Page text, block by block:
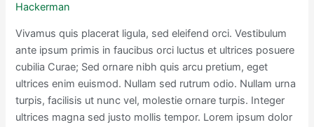
Hackerman
Vivamus quis placerat ligula, sed eleifend orci. Vestibulum
ante ipsum primis in faucibus orci luctus et ultrices posuere
cubilia Curae; Sed ornare nibh quis arcu pretium, eget
ultrices enim euismod. Nullam sed rutrum odio. Nullam urna
turpis, facilisis ut nunc vel, molestie ornare turpis. Integer
ultrices magna sed justo mollis tempor. Lorem ipsum dolor